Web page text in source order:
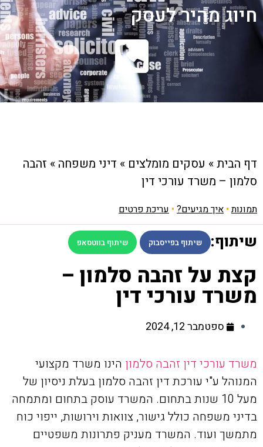
חיוג מהיר לעסק
דף הבית» עסקים מומלצים » דיני משפחה » זהבה
סלמון – משרד עורכי דין
תמונות• איך מגיעים? • עריכת פרטים
שיתוף: שיתוף בפייסבוק שיתוף בווטסאפ
קצת על זהבה סלמון –
משרד עורכי דין
ספטמבר 12, 2024
משרד עורכי דין זהבה סלמון הינו משרד מקצועי
המנוהל ע"י עורכת דין זהבה סלמון בעלת ניסיון של
מעל 10 שנות בתחום. המשרד עוסק בתחום ומתמחה
בדיני משפחה כולל גישור, צוואות וירושות, ייפוי כוח
מתמשך ועוד. המשרד מעניק פתרונות משפטיים